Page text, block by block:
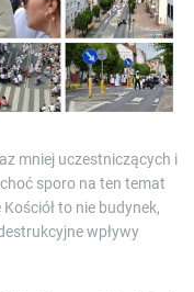
e
a
d
t
i
m
e
mniej uczestniczących i
sporo na ten temat
to nie budynek,
wpływy